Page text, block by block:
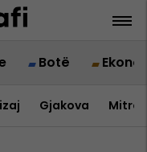
Botë
Gjakova